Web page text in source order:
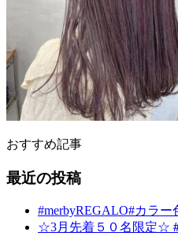
おすすめ記事
最近の投稿
#merbyREGALO#カラー
☆3月先着５０名限定☆